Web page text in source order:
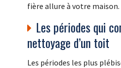
fière allure à votre maison.
Les périodes qui
nettoyage d’un toit
Les périodes les plus